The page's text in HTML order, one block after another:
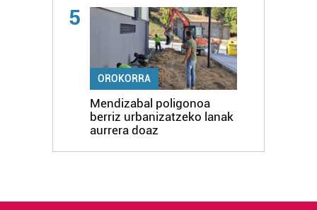
5
OROKORRA
Mendizabal poligonoa
berriz urbanizatzeko lanak
aurrera doaz